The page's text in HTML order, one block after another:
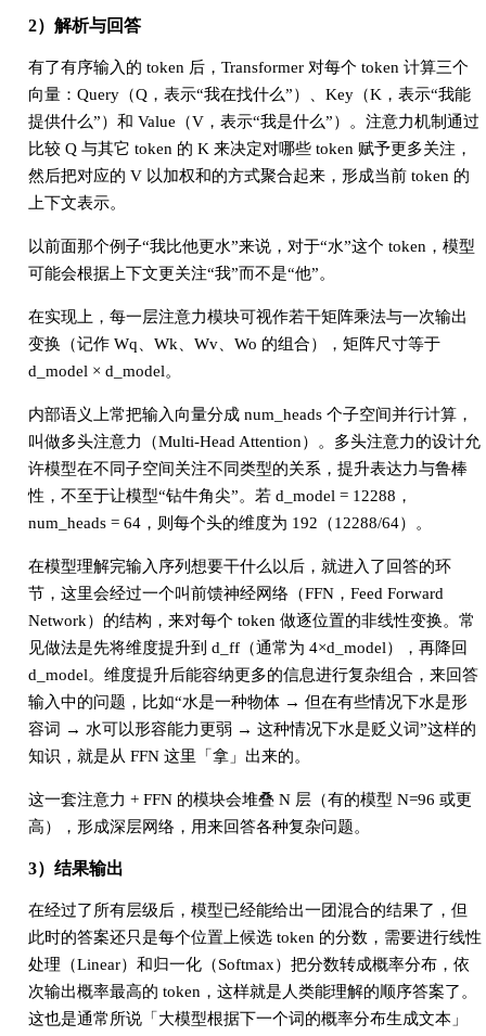
2）解析与回答
有了有序输入的 token 后，Transformer 对每个 token 计算三个
向量：Query（Q，表示“我在找什么”）、Key（K，表示“我能
提供什么”）和 Value（V，表示“我是什么”）。注意力机制通过
比较 Q 与其它 token 的 K 来决定对哪些 token 赋予更多关注，
然后把对应的 V 以加权和的方式聚合起来，形成当前 token 的
上下文表示。
以前面那个例子“我比他更水”来说，对于“水”这个 token，模型
可能会根据上下文更关注“我”而不是“他”。
在实现上，每一层注意力模块可视作若干矩阵乘法与一次输出
变换（记作 Wq、Wk、Wv、Wo 的组合），矩阵尺寸等于
d_model × d_model。
内部语义上常把输入向量分成 num_heads 个子空间并行计算，
叫做多头注意力（Multi-Head Attention）。多头注意力的设计允
许模型在不同子空间关注不同类型的关系，提升表达力与鲁棒
性，不至于让模型“钻牛角尖”。若 d_model = 12288，
num_heads = 64，则每个头的维度为 192（12288/64）。
在模型理解完输入序列想要干什么以后，就进入了回答的环
节，这里会经过一个叫前馈神经网络（FFN，Feed Forward
Network）的结构，来对每个 token 做逐位置的非线性变换。常
见做法是先将维度提升到 d_ff（通常为 4×d_model），再降回
d_model。维度提升后能容纳更多的信息进行复杂组合，来回答
输入中的问题，比如“水是一种物体 → 但在有些情况下水是形
容词 → 水可以形容能力更弱 → 这种情况下水是贬义词”这样的
知识，就是从 FFN 这里「拿」出来的。
这一套注意力 + FFN 的模块会堆叠 N 层（有的模型 N=96 或更
高），形成深层网络，用来回答各种复杂问题。
3）结果输出
在经过了所有层级后，模型已经能给出一团混合的结果了，但
此时的答案还只是每个位置上候选 token 的分数，需要进行线性
处理（Linear）和归一化（Softmax）把分数转成概率分布，依
次输出概率最高的 token，这样就是人类能理解的顺序答案了。
这也是通常所说「大模型根据下一个词的概率分布生成文本」